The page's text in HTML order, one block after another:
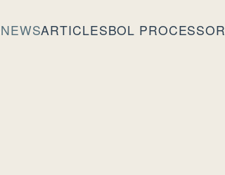
NEWSARTICLESBOL PROCESSOR